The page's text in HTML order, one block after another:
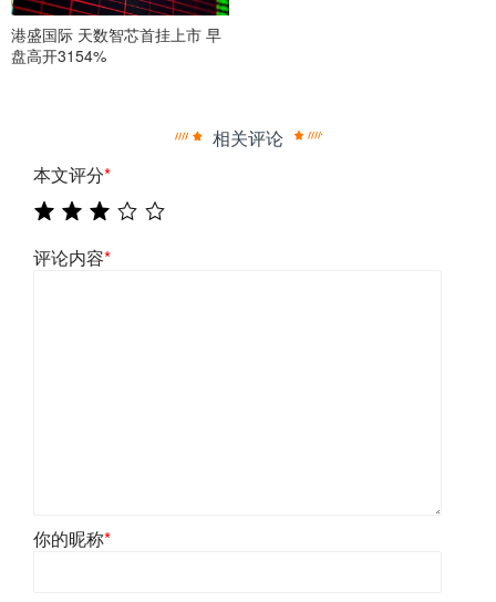
港盛国际 天数智芯首挂上市 早
盘高开3154%
相关评论
本文评分*
评论内容*
你的昵称*